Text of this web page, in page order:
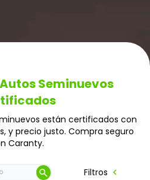
Seminuevos
están certificados con
y precio justo. Compra seguro
Caranty.
o modelo
search Filtros chevron_left